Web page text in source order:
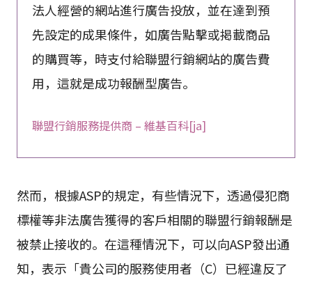
法人經營的網站進行廣告投放，並在達到預
先設定的成果條件，如廣告點擊或掲載商品
的購買等，時支付給聯盟行銷網站的廣告費
用，這就是成功報酬型廣告。
聯盟行銷服務提供商 – 維基百科[ja]
然而，根據ASP的規定，有些情況下，透過侵犯商
標權等非法廣告獲得的客戶相關的聯盟行銷報酬是
被禁止接收的。在這種情況下，可以向ASP發出通
知，表示「貴公司的服務使用者（C）已經違反了